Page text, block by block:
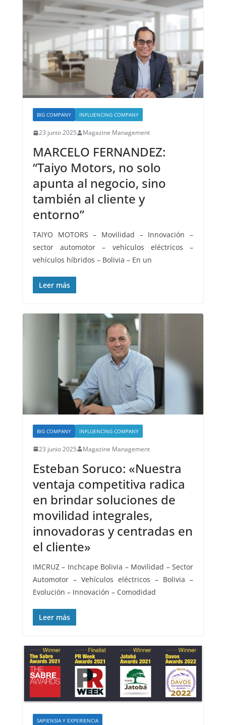
BIG COMPANY INFLUENCING COMPANY
23 junio 2025 Magazine Management
MARCELO FERNANDEZ:
“Taiyo Motors, no solo
apunta al negocio, sino
también al cliente y
entorno”
TAIYO MOTORS – Movilidad – Innovación –
sector automotor – vehículos eléctricos –
vehículos híbridos – Bolivia – En un
Leer más
BIG COMPANY INFLUENCING COMPANY
23 junio 2025 Magazine Management
Esteban Soruco: «Nuestra
ventaja competitiva radica
en brindar soluciones de
movilidad integrales,
innovadoras y centradas en
el cliente»
IMCRUZ – Inchcape Bolivia – Movilidad – Sector
Automotor – Vehículos eléctricos – Bolivia –
Evolución – Innovación – Comodidad
Leer más
SAPIENSIA Y EXPERIENCIA